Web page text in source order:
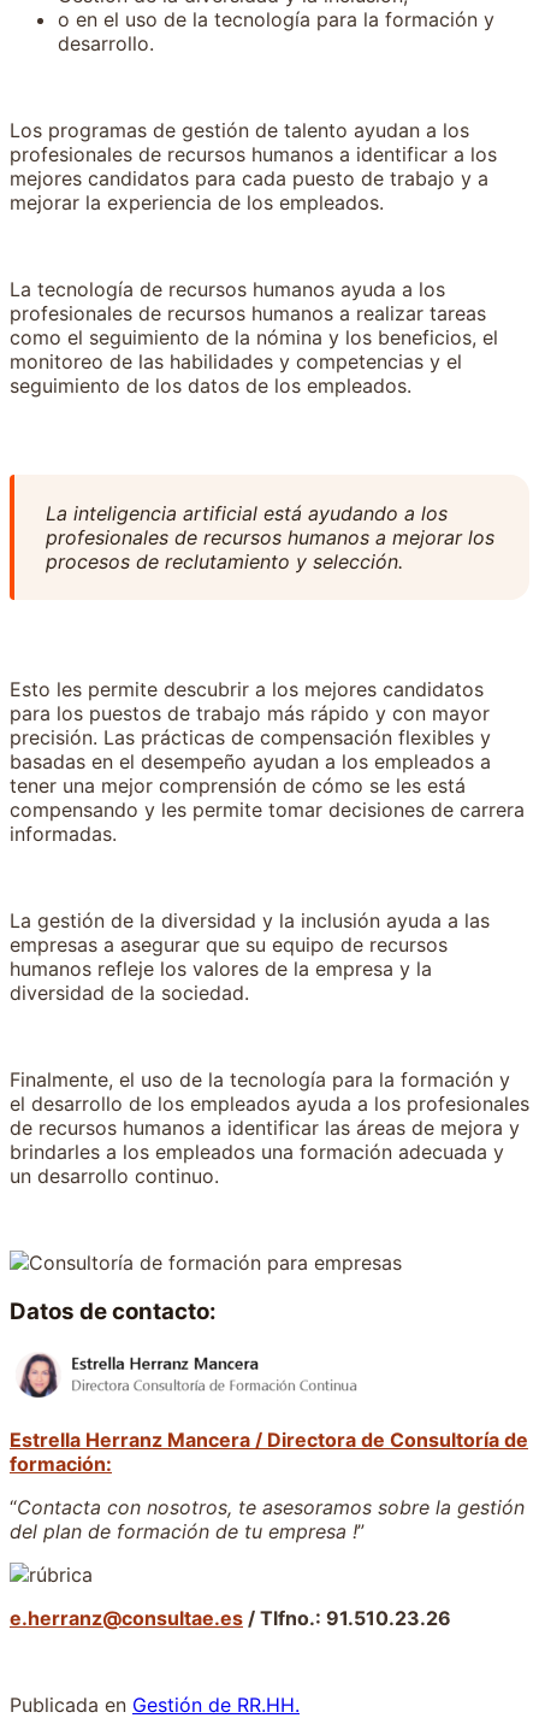
o en el uso de la tecnología para la formación y
desarrollo.
Los programas de gestión de talento ayudan a los
profesionales de recursos humanos a identificar a los
mejores candidatos para cada puesto de trabajo y a
mejorar la experiencia de los empleados.
La tecnología de recursos humanos ayuda a los
profesionales de recursos humanos a realizar tareas
como el seguimiento de la nómina y los beneficios, el
monitoreo de las habilidades y competencias y el
seguimiento de los datos de los empleados.
La inteligencia artificial está ayudando a los
profesionales de recursos humanos a mejorar los
procesos de reclutamiento y selección.
Esto les permite descubrir a los mejores candidatos
para los puestos de trabajo más rápido y con mayor
precisión. Las prácticas de compensación flexibles y
basadas en el desempeño ayudan a los empleados a
tener una mejor comprensión de cómo se les está
compensando y les permite tomar decisiones de carrera
informadas.
La gestión de la diversidad y la inclusión ayuda a las
empresas a asegurar que su equipo de recursos
humanos refleje los valores de la empresa y la
diversidad de la sociedad.
Finalmente, el uso de la tecnología para la formación y
el desarrollo de los empleados ayuda a los profesionales
de recursos humanos a identificar las áreas de mejora y
brindarles a los empleados una formación adecuada y
un desarrollo continuo.
Datos de contacto:
Estrella Herranz Mancera / Directora de Consultoría de
formación:
“Contacta con nosotros, te asesoramos sobre la gestión
del plan de formación de tu empresa !”
e.herranz@consultae.es / Tlfno.: 91.510.23.26
Publicada en Gestión de RR.HH.